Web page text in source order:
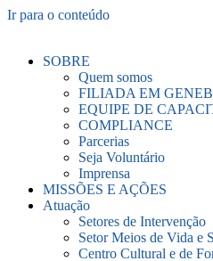
Ir para o conteúdo
SOBRE
Quem somos
FILIADA EM
EQUIPE DE
COMPLIANCE
Parcerias
Seja Voluntário
Imprensa
MISSÕES E AÇÕES
Atuação
Setores de Intervenção
Setor Meios de Vida e
Centro Cultural e de